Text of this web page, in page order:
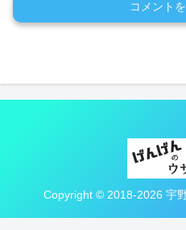
コメント
Copyright © 2018-2026 宇